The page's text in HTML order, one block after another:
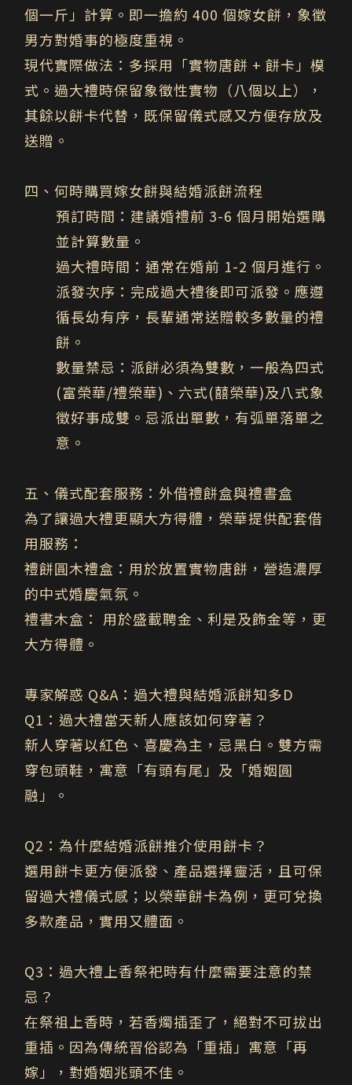
個一斤」計算。即一擔約400個嫁女餅 ，象徵
男方對婚事的極度重視。
現代實際做法： 多採用「實物唐餅 + 餅卡 」模
式。過大禮時保留象徵性實物（八個以上），
其餘以餅卡代替，既保留儀式感又方便存放及
送贈。
四、何時購買嫁女餅與結婚派餅流程
預訂時間 ：建議婚禮前 3-6個月開始選購
並計算數量。
過大禮時間 ：通常在婚前 1-2個月進行。
派發次序 ：完成過大禮後即可派發。應遵
循長幼有序 ，長輩通常送贈較多數量的禮
餅。
數量禁忌 ：派餅必須為雙數 ，一般為四式
(富榮華/禮榮華)、六式(囍榮華)及八式象
徵好事成雙。忌派出單數，有弧單落單之
意。
五、儀式配套服務：外借禮餅盒與禮書盒
為了讓過大禮更顯大方得體，榮華提供配套借
用服務：
禮餅圓木禮盒： 用於放置實物唐餅，營造濃厚
的中式婚慶氣氛。
禮書木盒： 用於盛載聘金、利是及飾金等，更
大方得體。
專家解惑 Q&A：過大禮與結婚派餅知多D
Q1 ：過大禮當天新人應該如何穿著？
新人穿著以紅色、喜慶為主，忌黑白。雙方需
穿包頭鞋，寓意「有頭有尾」及「婚姻圓
融」。
Q2 ：為什麼結婚派餅推介使用餅卡？
選用餅卡更方便派發、產品選擇靈活，且可保
留過大禮儀式感；以榮華餅卡為例，更可兌換
多款產品，實用又體面。
Q3 ：過大禮上香祭祀時有什麼需要注意的禁
忌？
在祭祖上香時，若香燭插歪了，絕對不可拔出
重插 。因為傳統習俗認為「重插」寓意「再
嫁」，對婚姻兆頭不佳。